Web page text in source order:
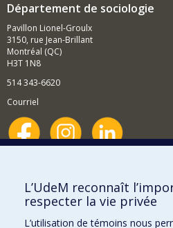
Département de sociologie
Pavillon Lionel-Groulx
3150, rue Jean-Brillant
Montréal (QC)
H3T 1N8
514 343-6620
Courriel
Comment soutenir le Département?
BESOIN D'AIDE?
Plan du site
L’UdeM reconnaît
respecter la vie privée
L’utilisation de témoins nous